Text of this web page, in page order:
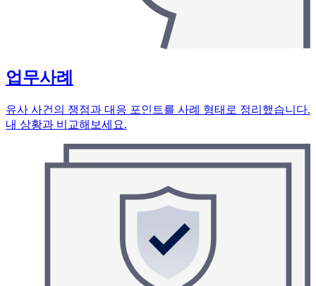
업무사례
유사 사건의 쟁점과 대응 포인트를 사례 형태로 정리했습니다.
내 상황과 비교해보세요.